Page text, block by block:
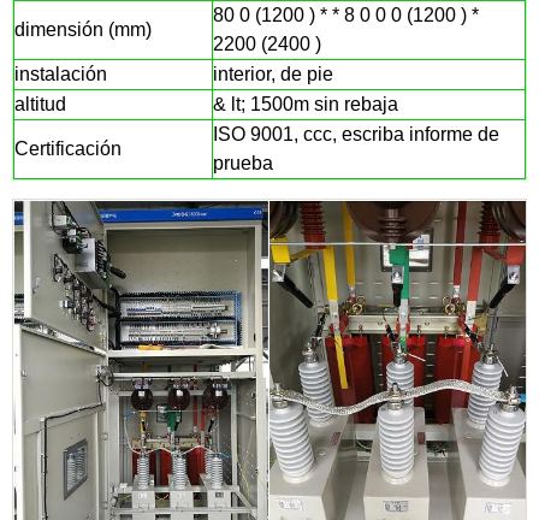
dimensión (mm)
80 0 (1200 ) * * 8 0 0 0 (1200 ) *
2200 (2400 )
instalación
interior, de pie
altitud
& lt; 1500m sin rebaja
Certificación
ISO 9001, ccc, escriba informe de
prueba